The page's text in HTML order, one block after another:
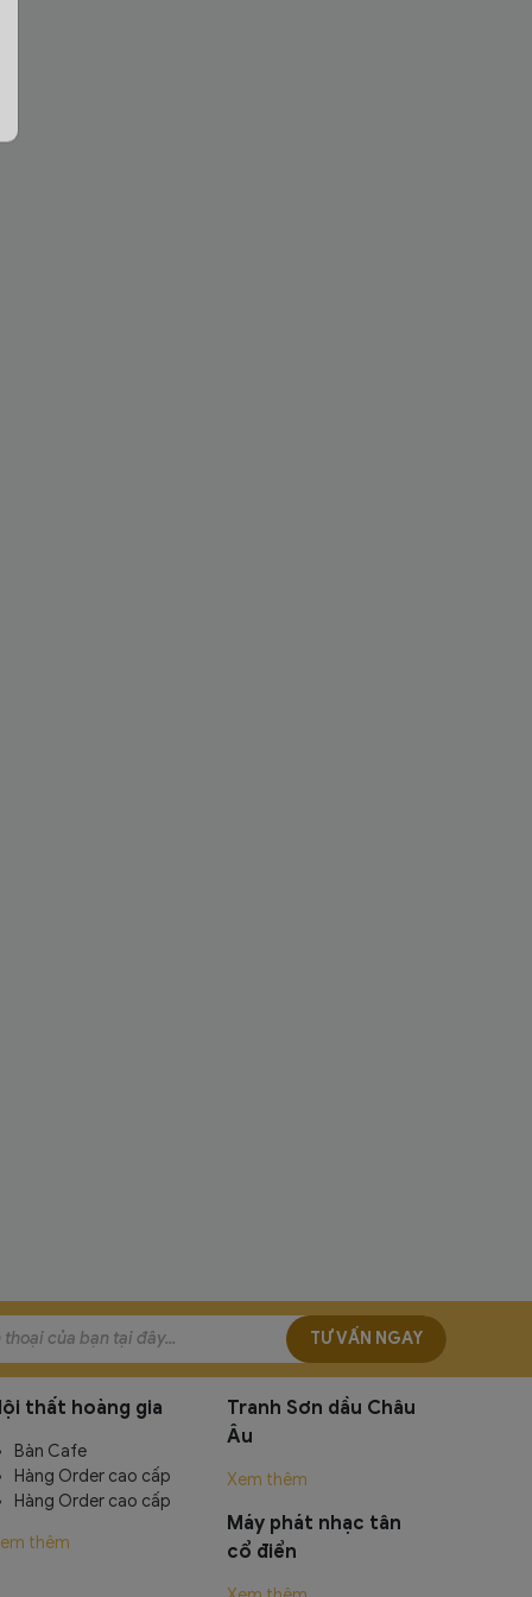
TƯ VẤN NGAY
thất hoàng gia
Bàn Cafe
Hàng Order cao cấp
Hàng Order cao cấp
thêm
Tranh Sơn dầu Châu
Âu
Xem thêm
Máy phát nhạc tân
cổ điển